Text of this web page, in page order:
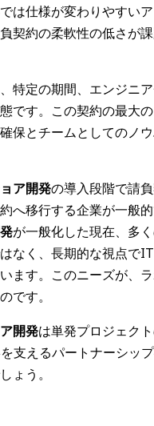
は仕様が変わりやすい
契約の柔軟性の低さが
特定の期間、エンジニ
です。この契約の最大の
保とチームとしてのノ
ア開発の導入段階で請
へ移行する企業が一般
が一般化した現在、多
なく、長期的な視点で
ます。このニーズが、
です。
開発は単発プロジェク
支えるパートナーシッ
ょう。